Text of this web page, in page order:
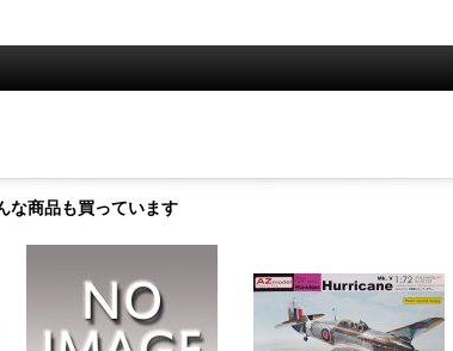
な商品も買っています